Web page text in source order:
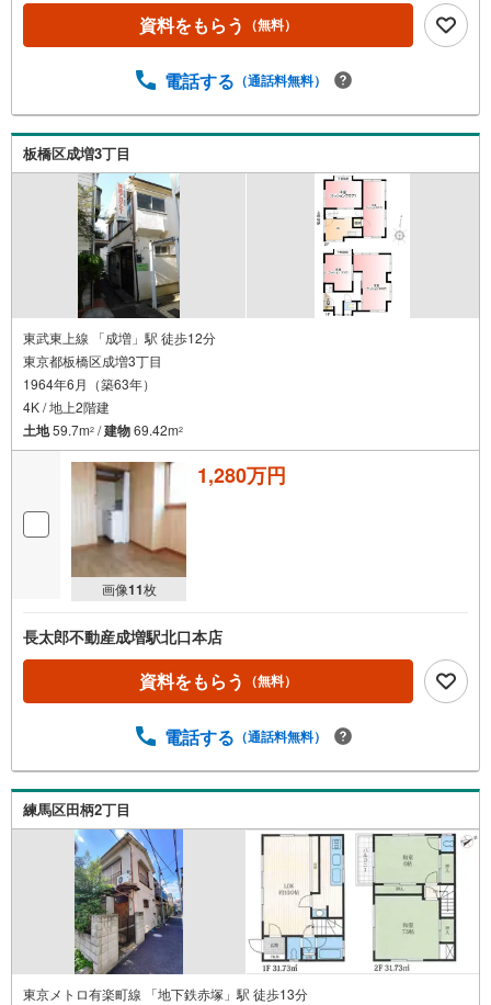
資料をもらう （無料）
電話する （通話料無料）
板橋区成増3丁目
東武東上線 「成増」駅 徒歩12分
東京都板橋区成増3丁目
1964年6月（築63年）
4K / 地上2階建
土地59.7m2 /建物69.42m2
画像11枚
1,280万円
長太郎不動産成増駅北口本店
資料をもらう （無料）
電話する （通話料無料）
練馬区田柄2丁目
東京メトロ有楽町線 「地下鉄赤塚」駅 徒歩13分